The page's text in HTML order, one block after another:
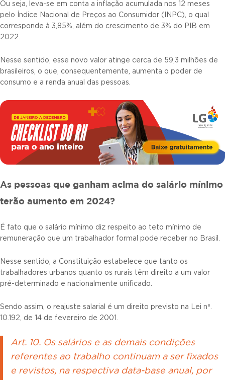
Ou seja, leva-se em conta a inflação acumulada nos 12 meses
pelo Índice Nacional de Preços ao Consumidor (INPC), o qual
corresponde à 3,85%, além do crescimento de 3% do PIB em
2022.
Nesse sentido, esse novo valor atinge cerca de 59,3 milhões de
brasileiros, o que, consequentemente, aumenta o poder de
consumo e a renda anual das pessoas.
As pessoas que ganham acima do salário mínimo
terão aumento em 2024?
É fato que o salário mínimo diz respeito ao teto mínimo de
remuneração que um trabalhador formal pode receber no Brasil.
Nesse sentido, a Constituição estabelece que tanto os
trabalhadores urbanos quanto os rurais têm direito a um valor
pré-determinado e nacionalmente unificado.
Sendo assim, o reajuste salarial é um direito previsto na Lei nº.
10.192, de 14 de fevereiro de 2001.
Art. 10. Os salários e as demais condições
referentes ao trabalho continuam a ser fixados
e revistos, na respectiva data-base anual, por